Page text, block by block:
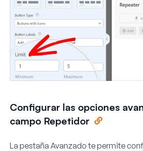
Configurar las opciones
campo Repetidor
La pestaña Avanzadote permite